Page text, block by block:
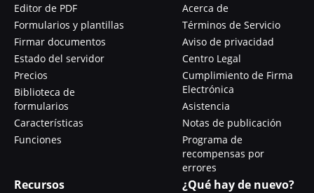
Editor de PDF
Formularios y plantillas
Firmar documentos
Estado del servidor
Precios
Biblioteca de
formularios
Características
Funciones
Acerca de
Términos de Servicio
Aviso de privacidad
Centro Legal
Cumplimiento de Firma
Electrónica
Asistencia
Notas de publicación
Programa de
recompensas por
errores
Recursos ¿Qué hay de nuevo?